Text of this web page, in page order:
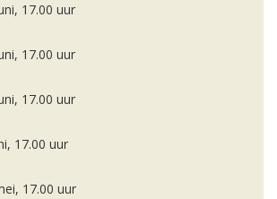
17.00 uur
17.00 uur
17.00 uur
17.00 uur
17.00 uur